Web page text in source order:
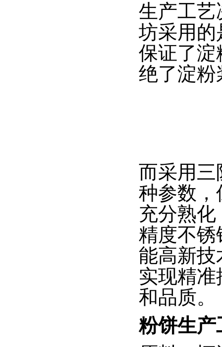
生产工艺
坊采用的
保证了淀
绝了淀粉
而采用三
种参数，
充分熟
精度不锈
能高新
实现精
和品质。
粉饼生产